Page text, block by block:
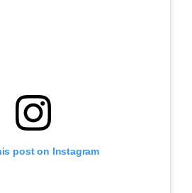
post on Instagram